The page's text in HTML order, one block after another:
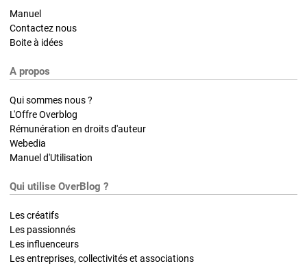
Manuel
Contactez nous
Boite à idées
A propos
Qui sommes nous ?
L'Offre Overblog
Rémunération en droits d'auteur
Webedia
Manuel d'Utilisation
Qui utilise OverBlog ?
Les créatifs
Les passionnés
Les influenceurs
Les entreprises, collectivités et associations